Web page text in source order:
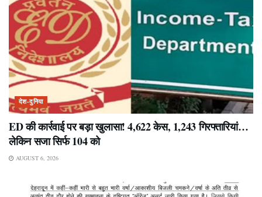
देश-दुनिया
ED की कार्रवाई पर बड़ा खुलासा! 4,622 केस, 1,243 गिरफ्तारियां…
लेकिन सजा सिर्फ 104 को
AUGUST 6, 2026